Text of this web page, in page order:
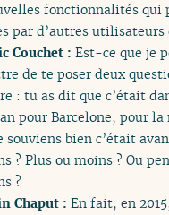
fonctionnalités qui
par d’autres utilisateurs
Couchet :Est-ce que je
de te poser deux
: tu as dit que c’était
pour Barcelone, pour
souviens bien c’était
? Plus ou moins ? Ou
?
Chaput :En fait, en